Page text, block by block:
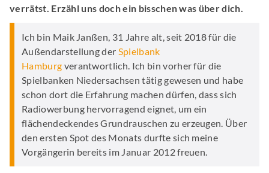
verrätst. Erzähl uns doch ein bisschen was über dich.
Ich bin Maik Janßen, 31 Jahre alt, seit 2018 für die
Außendarstellung der Spielbank
Hamburg verantwortlich. Ich bin vorher für die
Spielbanken Niedersachsen tätig gewesen und habe
schon dort die Erfahrung machen dürfen, dass sich
Radiowerbung hervorragend eignet, um ein
flächendeckendes Grundrauschen zu erzeugen. Über
den ersten Spot des Monats durfte sich meine
Vorgängerin bereits im Januar 2012 freuen.